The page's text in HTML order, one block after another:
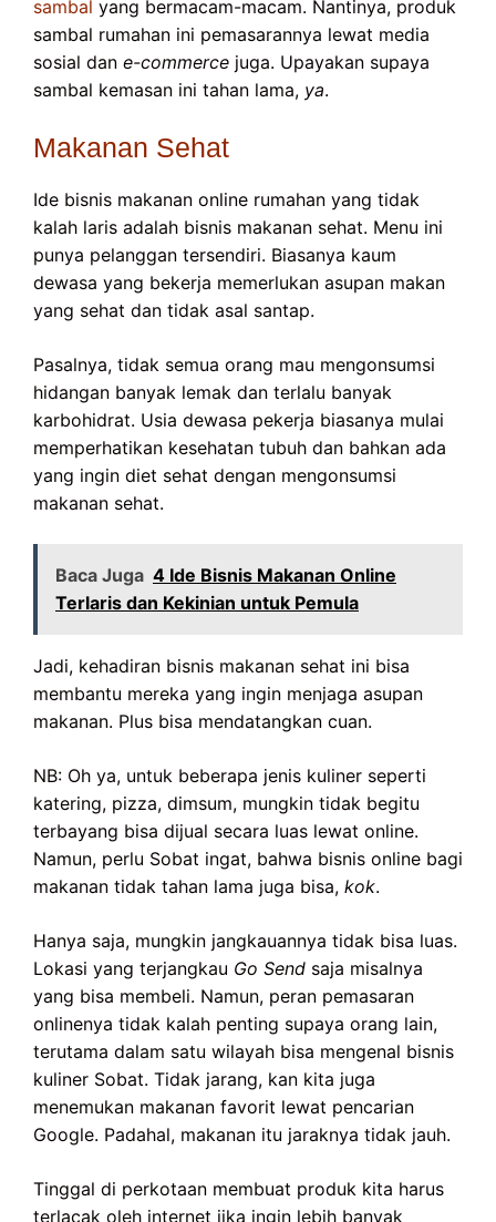
sambal yang bermacam-macam. Nantinya, produk
sambal rumahan ini pemasarannya lewat media
sosial dan e-commerce juga. Upayakan supaya
sambal kemasan ini tahan lama, ya.
Makanan Sehat
Ide bisnis makanan online rumahan yang tidak
kalah laris adalah bisnis makanan sehat. Menu ini
punya pelanggan tersendiri. Biasanya kaum
dewasa yang bekerja memerlukan asupan makan
yang sehat dan tidak asal santap.
Pasalnya, tidak semua orang mau mengonsumsi
hidangan banyak lemak dan terlalu banyak
karbohidrat. Usia dewasa pekerja biasanya mulai
memperhatikan kesehatan tubuh dan bahkan ada
yang ingin diet sehat dengan mengonsumsi
makanan sehat.
Baca Juga 4 Ide Bisnis Makanan Online
Terlaris dan Kekinian untuk Pemula
Jadi, kehadiran bisnis makanan sehat ini bisa
membantu mereka yang ingin menjaga asupan
makanan. Plus bisa mendatangkan cuan.
NB: Oh ya, untuk beberapa jenis kuliner seperti
katering, pizza, dimsum, mungkin tidak begitu
terbayang bisa dijual secara luas lewat online.
Namun, perlu Sobat ingat, bahwa bisnis online bagi
makanan tidak tahan lama juga bisa, kok.
Hanya saja, mungkin jangkauannya tidak bisa luas.
Lokasi yang terjangkau Go Send saja misalnya
yang bisa membeli. Namun, peran pemasaran
onlinenya tidak kalah penting supaya orang lain,
terutama dalam satu wilayah bisa mengenal bisnis
kuliner Sobat. Tidak jarang, kan kita juga
menemukan makanan favorit lewat pencarian
Google. Padahal, makanan itu jaraknya tidak jauh.
Tinggal di perkotaan membuat produk kita harus
terlacak oleh internet jika ingin lebih banyak